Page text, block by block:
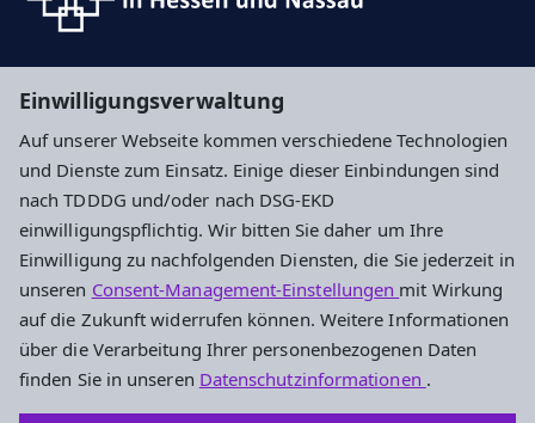
Einwilligungsverwaltung
Auf unserer Webseite kommen verschiedene Technologien
und Dienste zum Einsatz. Einige dieser Einbindungen sind
nach TDDDG und/oder nach DSG-EKD
einwilligungspflichtig. Wir bitten Sie daher um Ihre
Einwilligung zu nachfolgenden Diensten, die Sie jederzeit in
unseren Consent-Management-Einstellungen mit Wirkung
auf die Zukunft widerrufen können. Weitere Informationen
über die Verarbeitung Ihrer personenbezogenen Daten
finden Sie in unseren Datenschutzinformationen .
Suche
Ev. Kirchengemeinde Nierstein
Mühlgasse 28
55283 Nierstein
Tel.: +49 6133 5687